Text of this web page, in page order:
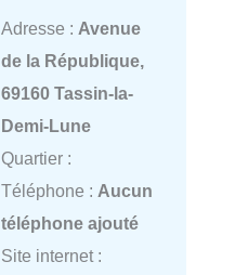
Adresse : Avenue
de la République,
69160 Tassin-la-
Demi-Lune
Quartier :
Téléphone : Aucun
téléphone ajouté
Site internet :